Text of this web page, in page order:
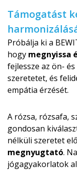
Támogatást
Próbálja ki a
hogy megnyissa
fejlessze az ön-
szeretetet, és
empátia érzését.
A rózsa, rózsafa,
gondosan
nélküli szeretet
megnyugtató.
jógagyakorlatok